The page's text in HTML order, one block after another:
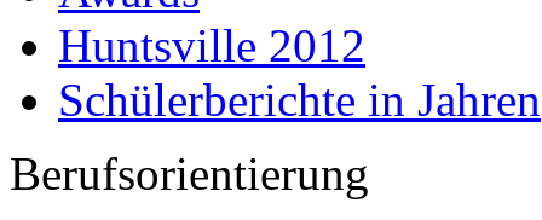
Huntsville 2012
Schülerberichte in Jahren
Berufsorientierung